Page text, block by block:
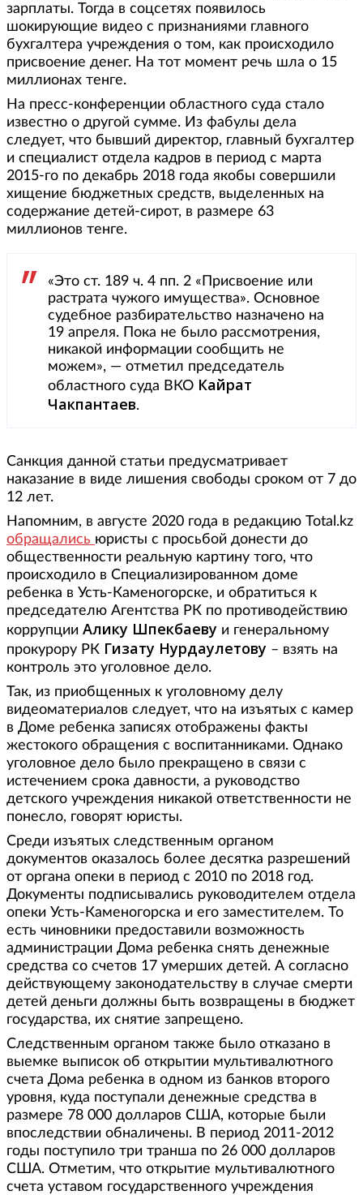
зарплаты. Тогда в соцсетях появилось
шокирующие видео с признаниями главного
бухгалтера учреждения о том, как происходило
присвоение денег. На тот момент речь шла о 15
миллионах тенге.
На пресс-конференции областного суда стало
известно о другой сумме. Из фабулы дела
следует, что бывший директор, главный бухгалтер
и специалист отдела кадров в период с марта
2015-го по декабрь 2018 года якобы совершили
хищение бюджетных средств, выделенных на
содержание детей-сирот, в размере 63
миллионов тенге.
«Это ст. 189 ч. 4 пп. 2 «Присвоение или
растрата чужого имущества». Основное
судебное разбирательство назначено на
19 апреля. Пока не было рассмотрения,
никакой информации сообщить не
можем», — отметил председатель
областного суда ВКО Кайрат
Чакпантаев.
Санкция данной статьи предусматривает
наказание в виде лишения свободы сроком от 7 до
12 лет.
Напомним, в августе 2020 года в редакцию Total.kz
обращались юристы с просьбой донести до
общественности реальную картину того, что
происходило в Специализированном доме
ребенка в Усть-Каменогорске, и обратиться к
председателю Агентства РК по противодействию
коррупции Алику Шпекбаеву и генеральному
прокурору РК Гизату Нурдаулетову – взять на
контроль это уголовное дело.
Так, из приобщенных к уголовному делу
видеоматериалов следует, что на изъятых с камер
в Доме ребенка записях отображены факты
жестокого обращения с воспитанниками. Однако
уголовное дело было прекращено в связи с
истечением срока давности, а руководство
детского учреждения никакой ответственности не
понесло, говорят юристы.
Среди изъятых следственным органом
документов оказалось более десятка разрешений
от органа опеки в период с 2010 по 2018 год.
Документы подписывались руководителем отдела
опеки Усть-Каменогорска и его заместителем. То
есть чиновники предоставили возможность
администрации Дома ребенка снять денежные
средства со счетов 17 умерших детей. А согласно
действующему законодательству в случае смерти
детей деньги должны быть возвращены в бюджет
государства, их снятие запрещено.
Следственным органом также было отказано в
выемке выписок об открытии мультивалютного
счета Дома ребенка в одном из банков второго
уровня, куда поступали денежные средства в
размере 78 000 долларов США, которые были
впоследствии обналичены. В период 2011-2012
годы поступило три транша по 26 000 долларов
США. Отметим, что открытие мультивалютного
счета уставом государственного учреждения